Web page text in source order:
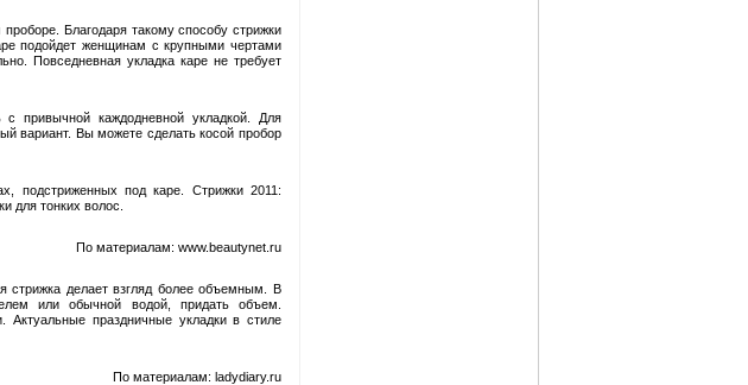
Благодаря такому способу стрижки
подойдет женщинам с крупными чертами
Повседневная укладка каре не требует
привычной каждодневной укладкой. Для
вариант. Вы можете сделать косой пробор
подстриженных под каре. Стрижки 2011:
для тонких волос.
По материалам: www.beautynet.ru
стрижка делает взгляд более объемным. В
или обычной водой, придать объем.
праздничные укладки в стиле
По материалам: ladydiary.ru